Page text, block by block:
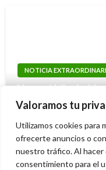
Valoramos tu
Utilizamos cookies para
ofrecerte anuncios o
nuestro tráfico. Al hacer
consentimiento para el
NOTICIA
Alvaro Uribe habla
contradictores
Ariel Cabrera domingo